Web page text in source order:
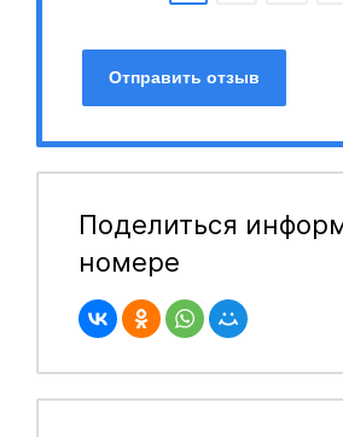
Отправить отзыв
Поделиться
номере